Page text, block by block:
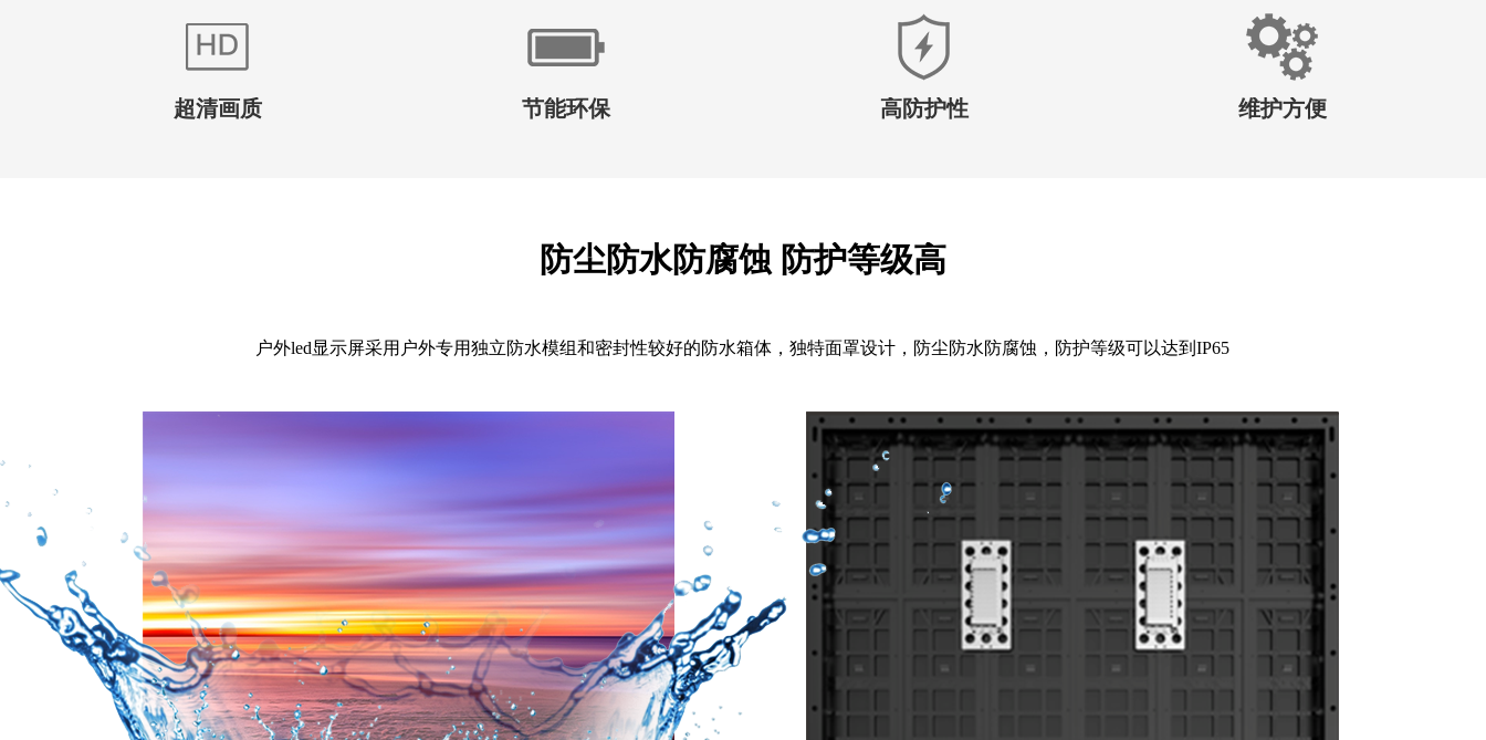
超清画质 节能环保 高防护性 维护方便
户外led显示屏采用户外专用独立防水模组和密封性较好的防水箱体，独特面罩设计，防尘防水防腐蚀，防护等级可以达到IP65
防尘防水防腐蚀 防护等级高